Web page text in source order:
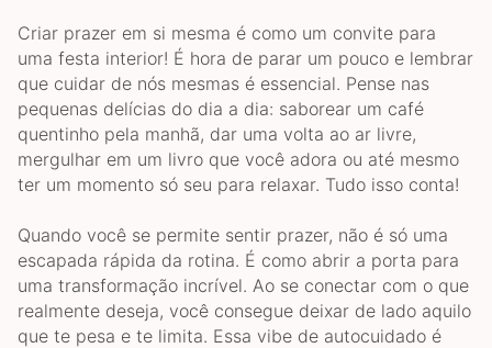
Criar prazer em si mesma é como um convite para
uma festa interior! É hora de parar um pouco e lembrar
que cuidar de nós mesmas é essencial. Pense nas
pequenas delícias do dia a dia: saborear um café
quentinho pela manhã, dar uma volta ao ar livre,
mergulhar em um livro que você adora ou até mesmo
ter um momento só seu para relaxar. Tudo isso conta!
Quando você se permite sentir prazer, não é só uma
escapada rápida da rotina. É como abrir a porta para
uma transformação incrível. Ao se conectar com o que
realmente deseja, você consegue deixar de lado aquilo
que te pesa e te limita. Essa vibe de autocuidado é